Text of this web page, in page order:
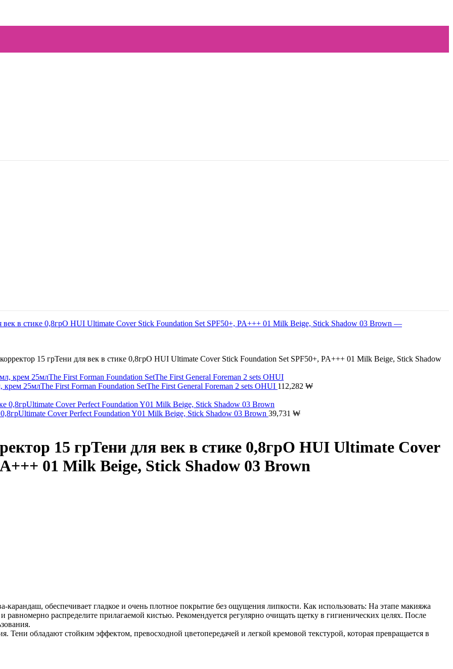
15 грТени для век в стике 0,8грO HUI Ultimate Cover Stick Foundation Set SPF50+, PA+++ 01 Milk Beige, Stick Shadow
25млThe First Forman Foundation SetThe First General Foreman 2 sets OHUI 112,282 ₩
Cover Perfect Foundation Y01 Milk Beige, Stick Shadow 03 Brown 39,731 ₩
15 грТени для век в стике 0,8грO HUI Ultimate Cover
01 Milk Beige, Stick Shadow 03 Brown
обеспечивает гладкое и очень плотное покрытие без ощущения липкости. Как использовать: На этапе макияжа
равномерно распределите прилагаемой кистью. Рекомендуется регулярно очищать щетку в гигиенических целях. После
Тени обладают стойким эффектом, превосходной цветопередачей и легкой кремовой текстурой, которая превращается в